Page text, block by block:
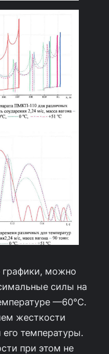
графики, можно
силы на
—60°С.
жесткости
температуры.
при этом не